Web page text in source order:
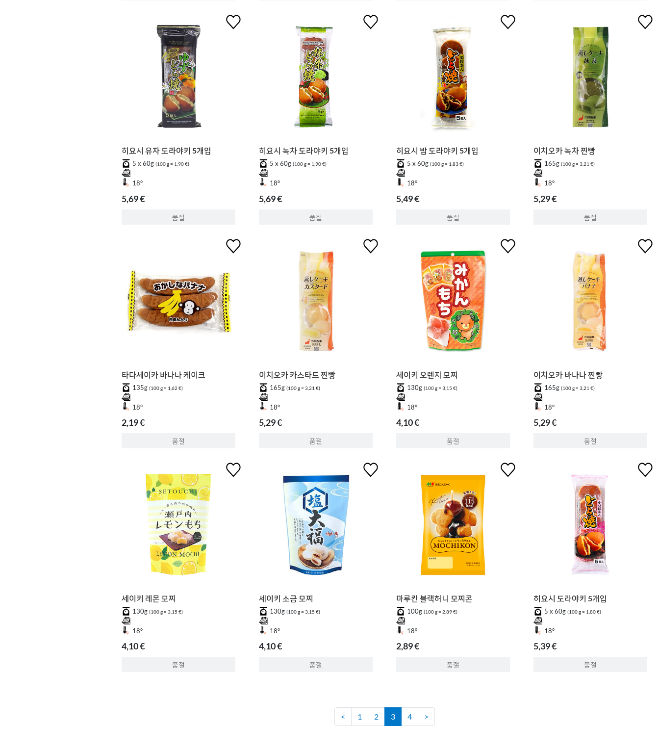
히요시 유자 도라야키 5개입
5 x 60g (100 g = 1,90 €)
18°
5,69 €
품절
히요시 녹차 도라야키 5개입
5 x 60g (100 g = 1,90 €)
18°
5,69 €
품절
히요시 밤 도라야키 5개입
5 x 60g (100 g = 1,83 €)
18°
5,49 €
품절
이치오카 녹차 찐빵
165g (100 g = 3,21 €)
18°
5,29 €
품절
타다세이카 바나나 케이크
135g (100 g = 1,62 €)
18°
2,19 €
품절
이치오카 카스타드 찐빵
165g (100 g = 3,21 €)
18°
5,29 €
품절
세이키 오렌지 모찌
130g (100 g = 3,15 €)
18°
4,10 €
품절
이치오카 바나나 찐빵
165g (100 g = 3,21 €)
18°
5,29 €
품절
세이키 레몬 모찌
130g (100 g = 3,15 €)
18°
4,10 €
품절
세이키 소금 모찌
130g (100 g = 3,15 €)
18°
4,10 €
품절
마루킨 블랙허니 모찌콘
100g (100 g = 2,89 €)
18°
2,89 €
품절
히요시 도라야키 5개입
5 x 60g (100 g = 1,80 €)
18°
5,39 €
품절
< 1 2 3 4 >